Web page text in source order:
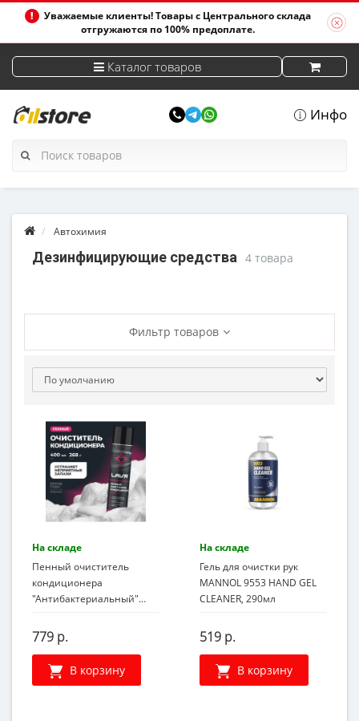
Уважаемые клиенты! Товары с Центрального склада
отгружаются по 100% предоплате.
Каталог товаров
Инфо
Автохимия
Дезинфицирующие средства 4 товара
Фильтр товаров
На складе
Пенный очиститель
кондиционера
"Антибактериальный"
Ln1750, 400 мл
779 р.
В корзину
На складе
Гель для очистки рук
MANNOL 9553 HAND GEL
CLEANER, 290мл
519 р.
В корзину